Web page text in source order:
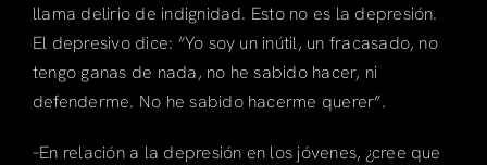
llama delirio de indignidad. Esto no es la depresión.
El depresivo dice: “Yo soy un inútil, un fracasado, no
tengo ganas de nada, no he sabido hacer, ni
defenderme. No he sabido hacerme querer”.
–En relación a la depresión en los jóvenes, ¿cree que